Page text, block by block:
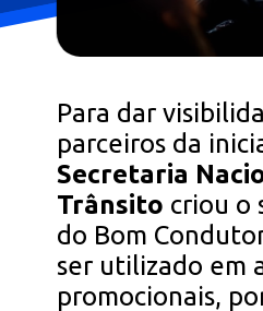
Para dar
parceiros da
Secretaria
Trânsito criou o
do Bom
ser utilizado em
promocionais,